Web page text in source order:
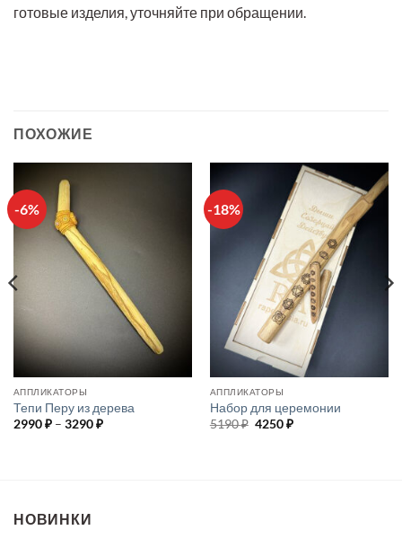
готовые изделия, уточняйте при обращении.
ПОХОЖИЕ
-6%
АППЛИКАТОРЫ
Тепи Перу из дерева
2990₽ – 3290₽Диапазон
-18%
АППЛИКАТОРЫ
Набор для церемонии
5190₽ Первоначальная
4250₽Текущая
НОВИНКИ